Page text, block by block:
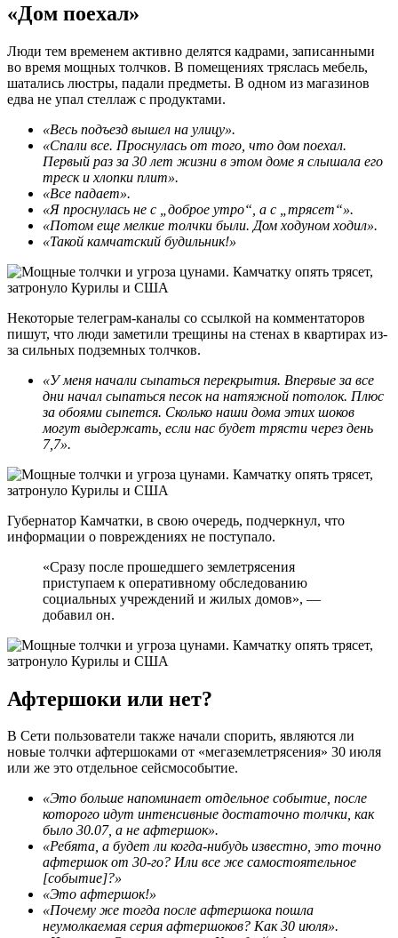
«Дом поехал»
Люди тем временем активно делятся кадрами, записанными
во время мощных толчков. В помещениях тряслась мебель,
шатались люстры, падали предметы. В одном из магазинов
едва не упал стеллаж с продуктами.
«Весь подъезд вышел на улицу».
«Спали все. Проснулась от того, что дом поехал.
Первый раз за 30 лет жизни в этом доме я слышала его
треск и хлопки плит».
«Все падает».
«Я проснулась не с „доброе утро“, а с „трясет“».
«Потом еще мелкие толчки были. Дом ходуном ходил».
«Такой камчатский будильник!»
Некоторые телеграм-каналы со ссылкой на комментаторов
пишут, что люди заметили трещины на стенах в квартирах из-
за сильных подземных толчков.
«У меня начали сыпаться перекрытия. Впервые за все
дни начал сыпаться песок на натяжной потолок. Плюс
за обоями сыпется. Сколько наши дома этих шоков
могут выдержать, если нас будет трясти через день
7,7».
Губернатор Камчатки, в свою очередь, подчеркнул, что
информации о повреждениях не поступало.
«Сразу после прошедшего землетрясения
приступаем к оперативному обследованию
социальных учреждений и жилых домов», —
добавил он.
Афтершоки или нет?
В Сети пользователи также начали спорить, являются ли
новые толчки афтершоками от «мегаземлетрясения» 30 июля
или же это отдельное сейсмособытие.
«Это больше напоминает отдельное событие, после
которого идут интенсивные достаточно толчки, как
было 30.07, а не афтершок».
«Ребята, а будет ли когда-нибудь известно, это точно
афтершок от 30-го? Или все же самостоятельное
[событие]?»
«Это афтершок!»
«Почему же тогда после афтершока пошла
неумолкаемая серия афтершоков? Как 30 июля».